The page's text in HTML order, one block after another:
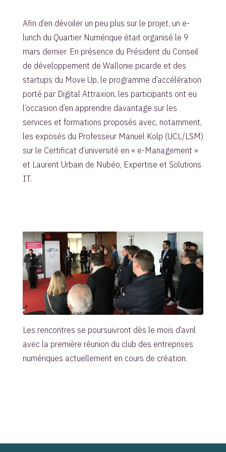
Afin d’en dévoiler un peu plus sur le projet, un e-
lunch du Quartier Numérique était organisé le 9
mars dernier. En présence du Président du Conseil
de développement de Wallonie picarde et des
startups du Move Up, le programme d’accélération
porté par Digital Attraxion, les participants ont eu
l’occasion d’en apprendre davantage sur les
services et formations proposés avec, notamment,
les exposés du Professeur Manuel Kolp (UCL/LSM)
sur le Certificat d’université en « e-Management »
et Laurent Urbain de Nubéo, Expertise et Solutions
IT.
Les rencontres se poursuivront dès le mois d’avril
avec la première réunion du club des entreprises
numériques actuellement en cours de création.